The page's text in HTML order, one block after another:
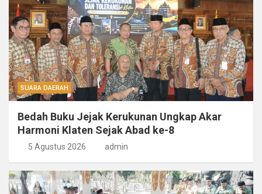
SUARA DAERAH
Bedah Buku Jejak Kerukunan Ungkap Akar
Harmoni Klaten Sejak Abad ke-8
5 Agustus 2026 admin